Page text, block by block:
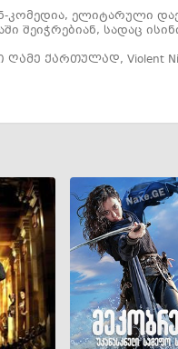
კომედია, ელიტარული
შეიჭრებიან, სადაც
ღამე ქართულად, Violent